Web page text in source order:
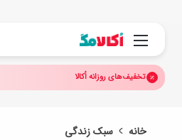
منو
تخفیف‌های روزانه اُکالا
خانه سبک زندگی